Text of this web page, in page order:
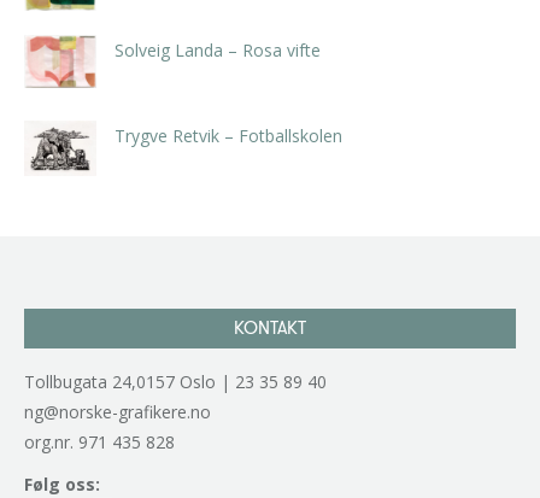
Solveig Landa – Rosa vifte
Trygve Retvik – Fotballskolen
KONTAKT
Tollbugata 24,0157 Oslo | 23 35 89 40
ng@norske-grafikere.no
org.nr. 971 435 828
Følg oss: